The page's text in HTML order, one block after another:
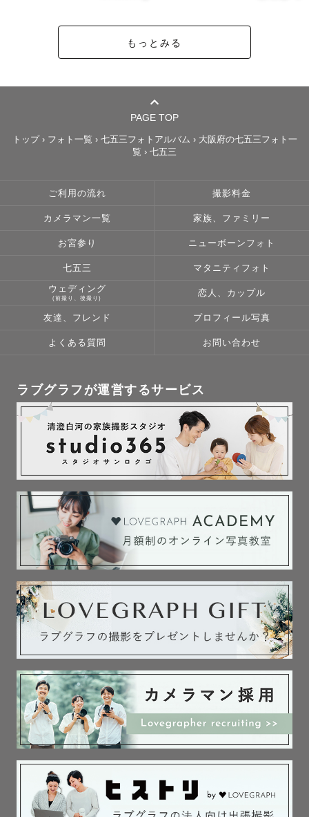
もっとみる
PAGE TOP
トップ› フォト一覧 › 七五三フォトアルバム › 大阪府の七五三フォト一
覧 › 七五三
ご利用の流れ 撮影料金
カメラマン一覧 家族、ファミリー
お宮参り ニューボーンフォト
七五三 マタニティフォト
ウェディング
(前撮り、後撮り)
恋人、カップル
友達、フレンド プロフィール写真
よくある質問 お問い合わせ
ラブグラフが運営するサービス